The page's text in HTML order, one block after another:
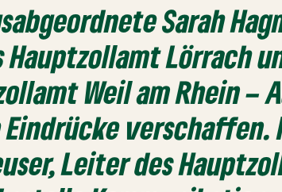
Sarah
Hauptzollamt Lörrach
Weil am Rhein –
verschaffen.
Leiter des